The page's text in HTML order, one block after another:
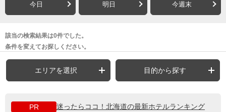
今日 明日 今週末
該当の検索結果は0件でした。
条件を変えてお探しください。
エリアを選択 目的から探す
PR
迷ったらココ！北海道の最新ホテルランキング